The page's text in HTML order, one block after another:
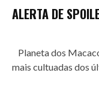
ALERTA DE
Planeta dos
mais cultuadas dos